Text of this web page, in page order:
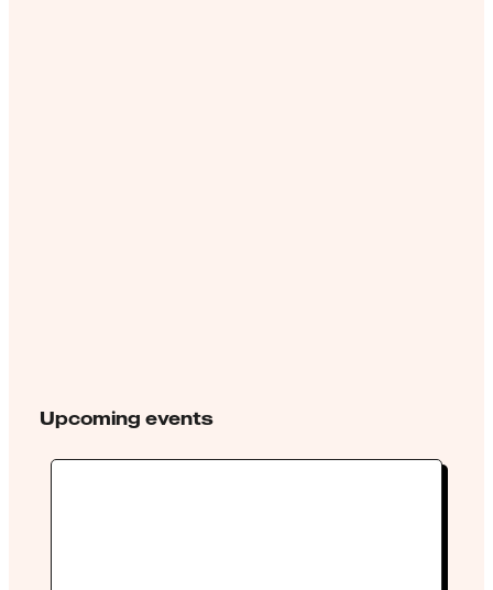
Upcoming events